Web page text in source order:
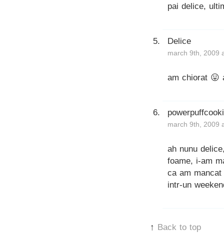
pai delice,
Delice
march 9th, 2009
am chiorat 😛
march 9th, 2009
ah nunu
foame, i-am
ca am
intr-un
↑ Back to top